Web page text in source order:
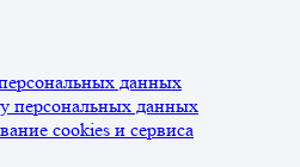
данных
персональных данных
cookies и сервиса